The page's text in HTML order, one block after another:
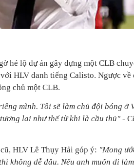
hé lộ dự án gây dựng một CLB
HLV danh tiếng Calisto. Ngược về
chủ một CLB.
mình. Tôi sẽ làm chủ đội bóng ở
lai như thế từ khi là cầu thủ" -
HLV Lê Thụy Hải góp ý: "Mong
không dễ đâu. Nếu anh muốn đi